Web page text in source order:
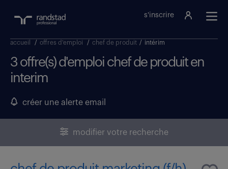
s'inscrire
accueil / offres d'emploi / chef de produit / intérim
3 offre(s) d'emploi chef de produit en
interim
créer une alerte email
modifier votre recherche